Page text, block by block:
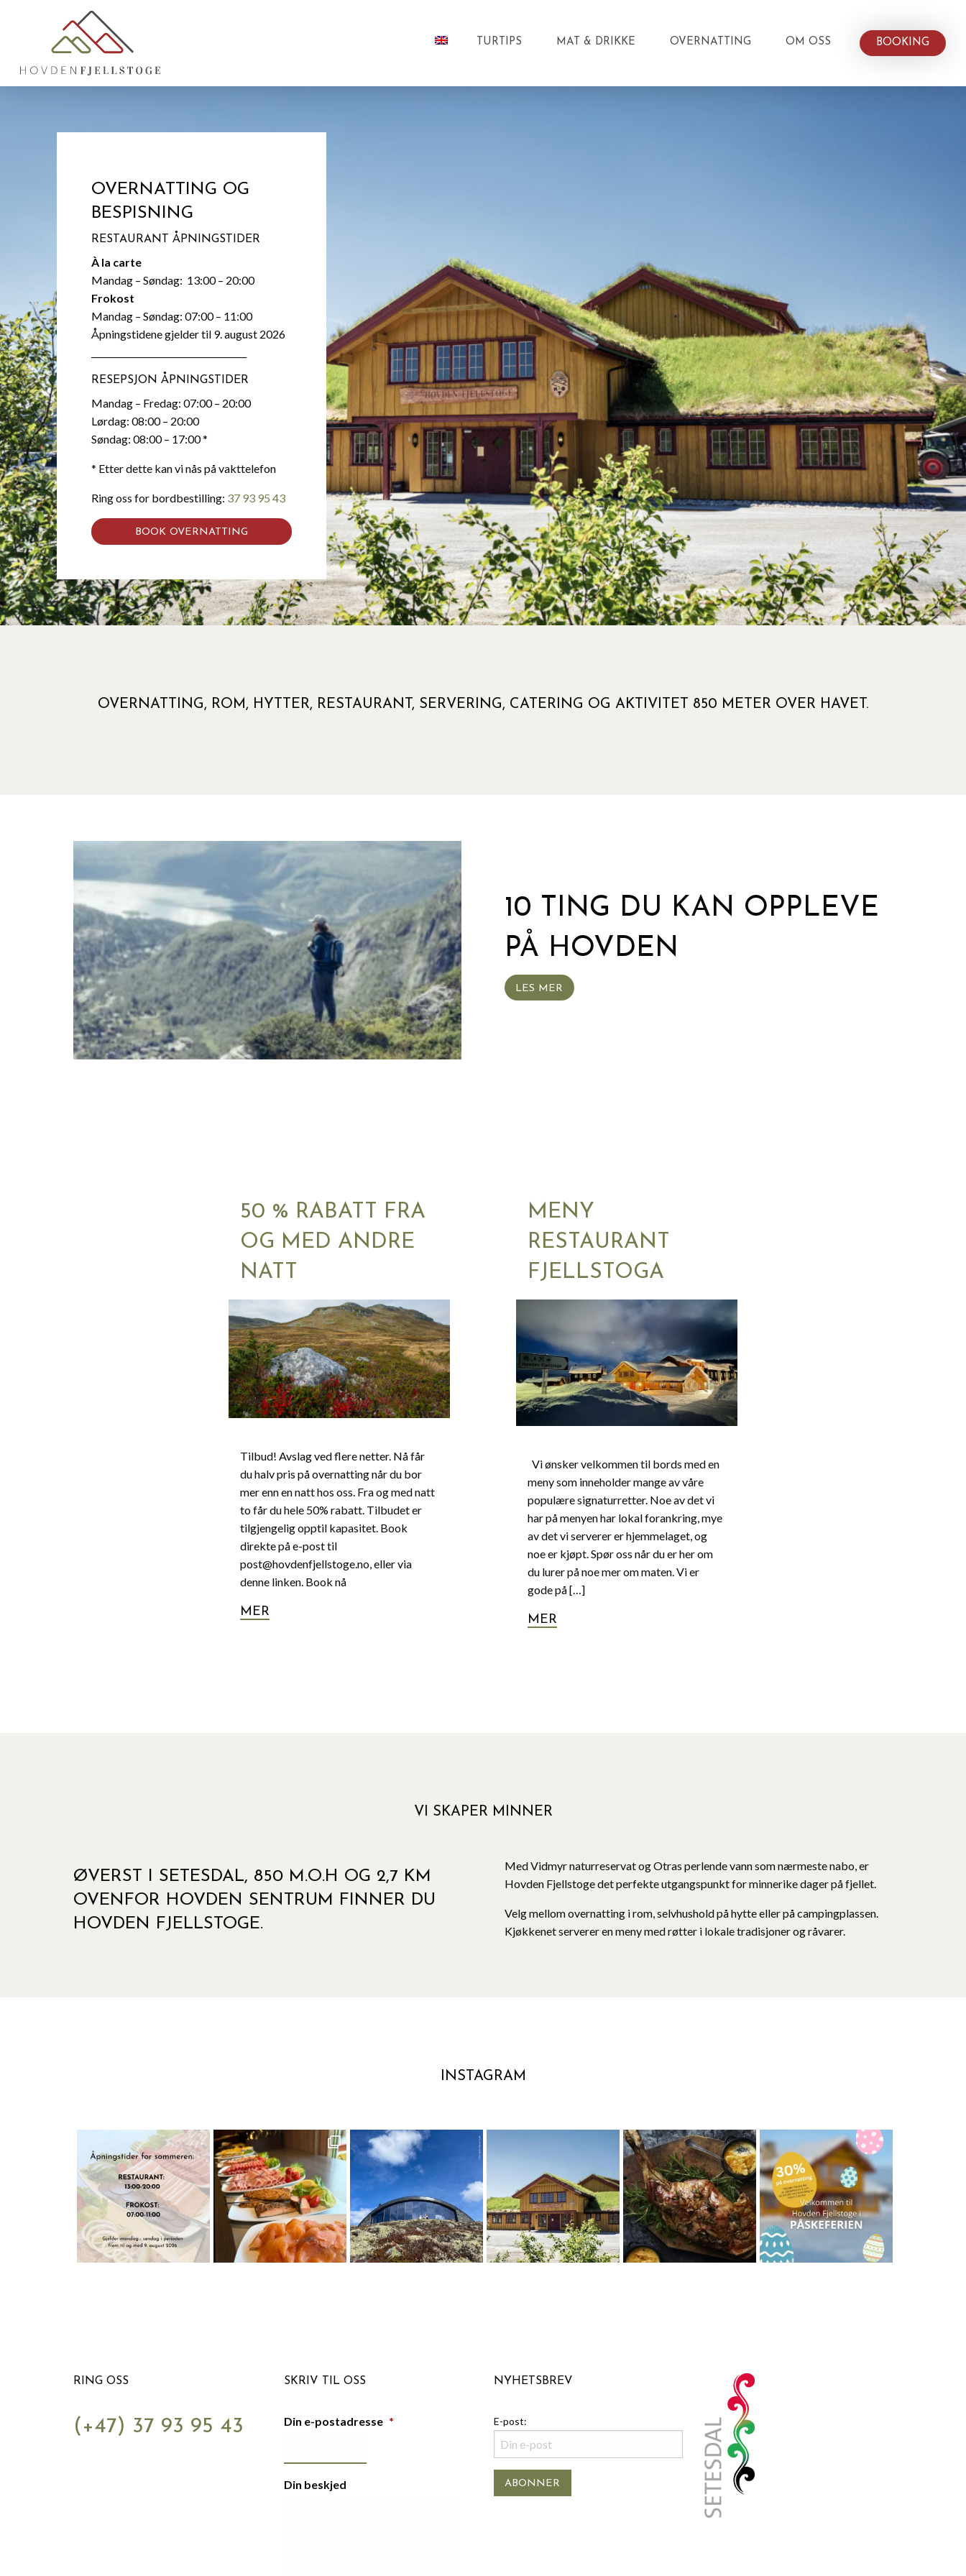
TURTIPS MAT & DRIKKE OVERNATTING OM OSS BOOKING
OVERNATTING OG
BESPISNING
RESTAURANT ÅPNINGSTIDER
À la carte
Mandag – Søndag: 13:00 – 20:00
Frokost
Mandag – Søndag: 07:00 – 11:00
Åpningstidene gjelder til 9. august 2026
RESEPSJON ÅPNINGSTIDER
Mandag – Fredag: 07:00 – 20:00
Lørdag: 08:00 – 20:00
Søndag: 08:00 – 17:00 *
* Etter dette kan vi nås på vakttelefon
Ring oss for bordbestilling: 37 93 95 43
BOOK OVERNATTING
OVERNATTING, ROM, HYTTER, RESTAURANT, SERVERING, CATERING OG AKTIVITET 850 METER OVER HAVET.
10 TING DU KAN OPPLEVE
PÅ HOVDEN
LES MER
50 % RABATT FRA
OG MED ANDRE
NATT
Tilbud! Avslag ved flere netter. Nå får
du halv pris på overnatting når du bor
mer enn en natt hos oss. Fra og med natt
to får du hele 50% rabatt. Tilbudet er
tilgjengelig opptil kapasitet. Book
direkte på e-post til
post@hovdenfjellstoge.no, eller via
denne linken. Book nå
MER
MENY
RESTAURANT
FJELLSTOGA
Vi ønsker velkommen til bords med en
meny som inneholder mange av våre
populære signaturretter. Noe av det vi
har på menyen har lokal forankring, mye
av det vi serverer er hjemmelaget, og
noe er kjøpt. Spør oss når du er her om
du lurer på noe mer om maten. Vi er
gode på […]
MER
VI SKAPER MINNER
ØVERST I SETESDAL, 850 M.O.H OG 2,7 KM
OVENFOR HOVDEN SENTRUM FINNER DU
HOVDEN FJELLSTOGE.
Med Vidmyr naturreservat og Otras perlende vann som nærmeste nabo, er
Hovden Fjellstoge det perfekte utgangspunkt for minnerike dager på fjellet.
Velg mellom overnatting i rom, selvhushold på hytte eller på campingplassen.
Kjøkkenet serverer en meny med røtter i lokale tradisjoner og råvarer.
INSTAGRAM
RING OSS
(+47) 37 93 95 43
SKRIV TIL OSS
Din e-postadresse *
Din beskjed
NYHETSBREV
E-post: